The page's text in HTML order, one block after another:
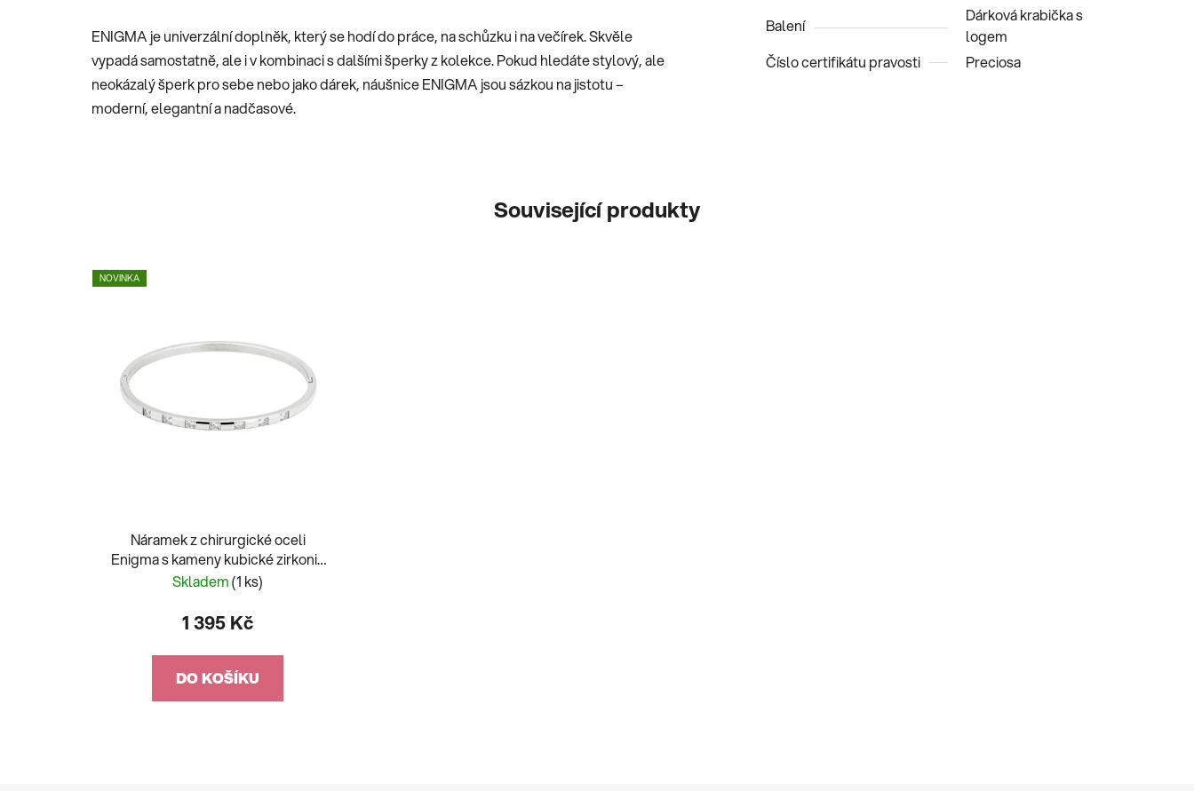
ENIGMA je univerzální doplněk, který se hodí do práce, na schůzku i na večírek. Skvěle
vypadá samostatně, ale i v kombinaci s dalšími šperky z kolekce. Pokud hledáte stylový, ale
neokázalý šperk pro sebe nebo jako dárek, náušnice ENIGMA jsou sázkou na jistotu –
moderní, elegantní a nadčasové.
Balení
Dárková krabička s
logem
Číslo certifikátu pravosti
Preciosa
Související produkty
NOVINKA
Náramek z chirurgické oceli
Enigma s kameny kubické zirkonie
Preciosa 7474 00
Skladem(1 ks)
1 395 Kč
DO KOŠÍKU